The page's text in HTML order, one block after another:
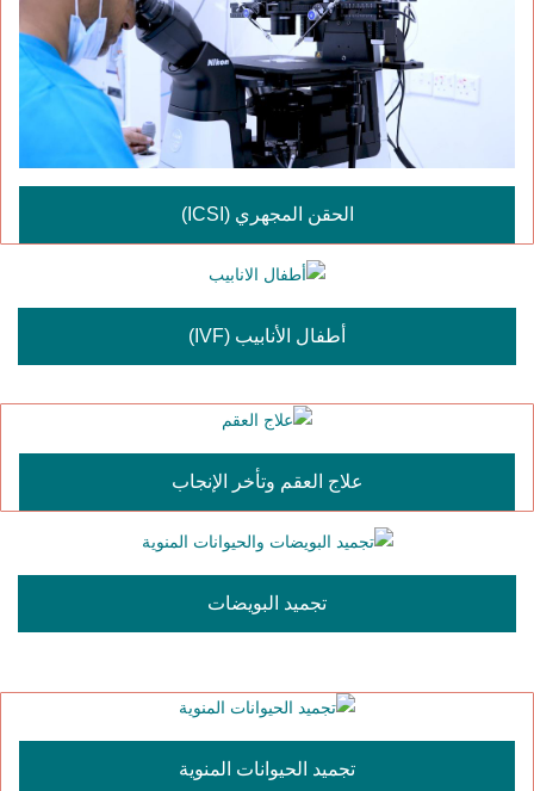
الحقن المجهري (ICSI)
أطفال الأنابيب (IVF)
علاج العقم وتأخر الإنجاب
تجميد البويضات
تجميد الحيوانات المنوية